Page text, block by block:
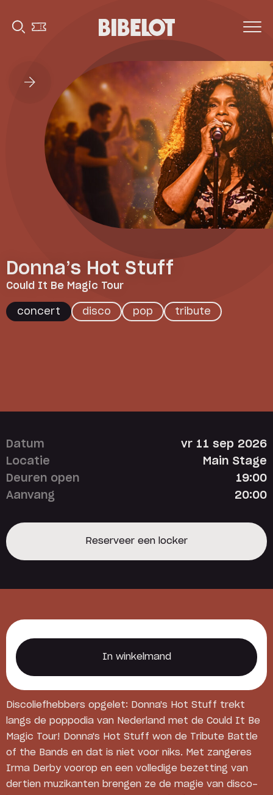
Donna’s Hot Stuff
Could It Be Magic Tour
concert disco pop tribute
Datum
vr 11 sep 2026
Locatie
Main Stage
Deuren open
19:00
Aanvang
20:00
Reserveer een locker
Reserveer een locker
In winkelmand
In winkelmand
Discoliefhebbers opgelet: Donna's Hot Stuff trekt
langs de poppodia van Nederland met de Could It Be
Magic Tour! Donna's Hot Stuff won de Tribute Battle
of the Bands en dat is niet voor niks. Met zangeres
Irma Derby voorop en een volledige bezetting van
dertien muzikanten brengen ze de magie van disco-